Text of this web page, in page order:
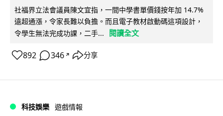
社福界立法會議員陳文宜指，一間中學書單價錢按年加 14.7%
遠超通漲，令家長難以負擔。而且電子教材啟動碼這項設計，
令學生無法完成功課，二手...
閱讀全文
892 346 ↗ 分享
科技娛樂 遊戲情報